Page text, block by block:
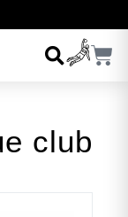
club